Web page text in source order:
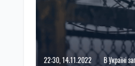
22:30, 14.11.2022 В Україні